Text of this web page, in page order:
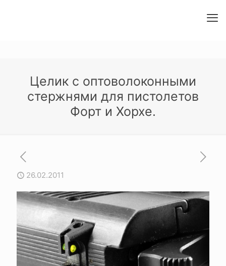
Целик с оптоволоконными
стержнями для пистолетов
Форт и Хорхе.
26.02.2011